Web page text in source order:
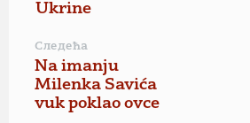
Ukrine
Следећа
Na imanju
Milenka Savića
vuk poklao ovce